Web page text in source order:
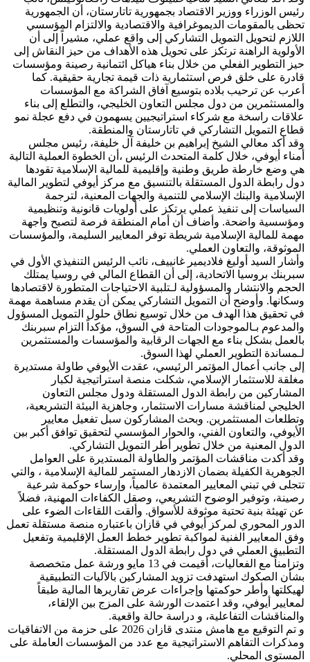
رئيس الوزراء ووزير الاقتصاد بجمهورية تاتارستان، أن الجمهورية
تحظى بالمقومات الديموغرافية والاقتصادية والالتزام المؤسسي
اللازم لتحويل التمويل التشاركي إلى واقع عملي، مشيراً إلى أن
الأولوية الراهنة ترتكز على تحويل هذه الأهداف من حيز النقاش إلى
حيز التطوير الفعلي من خلال بناء هياكل ائتمانية رصينة ومؤسسات
قادرة على خلق فرص استثمارية ذات قيمة تجارية حقيقية. كما
أعرب عن ترحيب بلاده بتوسيع آفاق الشراكة مع المؤسسات
والمستثمرين من دول مجلس التعاون الخليجي، والتطلع إلى بناء
علاقات راسخة مع شركاء استراتيجيين يسهمون في دفع عجلة نمو
قطاع التمويل التشاركي في تاتارستان والمنطقة.
وقد أكد معالي الشيخ إبراهيم بن خليفة آل خليفة، رئيس مجلس
أمناء أيوفي، خلال كلمة المتحدث الرئيس ،أن الخطوة العملية التالية
هي وضع خارطة طريق وطنية وإقليمية للمالية الإسلامية تقودها
دول رابطة الدول المستقلة بالتنسيق مع مركز أيوفي لتطوير المالية
الإسلامية والبنك الإسلامي للتنمية والجهات المعنية، لترجمة
السياسات إلى تنفيذ عملي يرتكز على أولويات قانونية وتنظيمية
ومؤسسية واضحة. وأضاف أن أمام المنطقة فرصة لتصبح واجهة
مهمة للمالية الإسلامية شريطة توفر المعايير السليمة، والمؤسسات
الموثوقة، والتعاون العملي.
وأشار السيد أوليغ فلاديمير غانييف، نائب الرئيس التنفيذي الأول في
سبربنك بروسيا الاتحادية، إلى أن القطاع المالي في روسيا يمتلك
الحجم والانتشار والمسؤولية لـتلبية الاحتياجات المتطورة لاقتصادها
وسكانها. وأوضح أن التمويل التشاركي يمكن أن يقدم مساهمة مهمة
في تحقيق هذا الهدف من خلال توسيع نطاق حلول التمويل المسؤول
والمدعوم بـالموجودات المتاحة في السوق، مؤكداً التزام سبربنك
بالعمل بشكل بناء مع الجهات الرقابية والمؤسسات والمستثمرين
لـمساندة التطوير العملي لهذا السوق.
إلى جانب أعمال المؤتمر الرئيسي، عقدت الأيوفي طاولة مستديرة
مغلقة للاستثمار الإسلامي، شكلت منصة استراتيجية لكبار
المشاركين من رابطة الدول المستقلة ودول مجلس التعاون
الخليجي لمناقشة مسارات الاستثمار، وجاهزية البيئة التشريعية،
وتطلعات المستثمرين. وبحث المشاركون سبل تفعيل معايير
الأيوفي، والتعاون الفني، والحوار المؤسسي لتحقيق توافق أكبر بين
الدول المعنية من خلال تطوير أطر التمويل التشاركي.
وقد أكدت مناقشات المؤتمر والطاولة المستديرة على العوامل
الجوهرية الكفيلة بضمان الازدهار المستمر للمالية الإسلامية ، والتي
تتجلى في تبني المعايير المعتمدة عالمياً، وإرساء حوكمة شرعية
رصينة، وتوفير الوضوح التشريعي، وصقل الكفاءات المهنية، فضلاً
عن تهيئة بنية تحتية موثوقة للأسواق. وألقت اللقاءات الضوء على
الدور المحوري لمركز أيوفي في قازان باعتباره منصة مستقلة تعمل
وفق المعايير الفنية لمواكبة تطوير خطط العمل الإقليمية وتفعيل
التطبيق العملي في دول رابطة الدول المستقلة.
وتزامناً مع الفعاليات، أقيمت في 13 مايو ورشة عمل متخصصة
بشأن الصكوك استهدفت تزويد المشاركين بالآليات التطبيقية
لهيكلتها وأطر حوكمتها وإجراءات عرض تقاريرها المالية طبقاً
لمعايير أيوفي، وقد اعتمدت الورشة على المزج بين الإلقاء،
والمناقشات التفاعلية، و دراسة حالة واقعية.
و تم التوقيع مع هامش منتدى قازان 2026 على حزمة من الاتفاقيات
ومذكرات التفاهم الاستراتيجية مع عدد من المؤسسات العاملة على
المستوى المحلي.